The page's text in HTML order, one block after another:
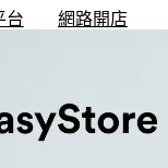
台 網路開店